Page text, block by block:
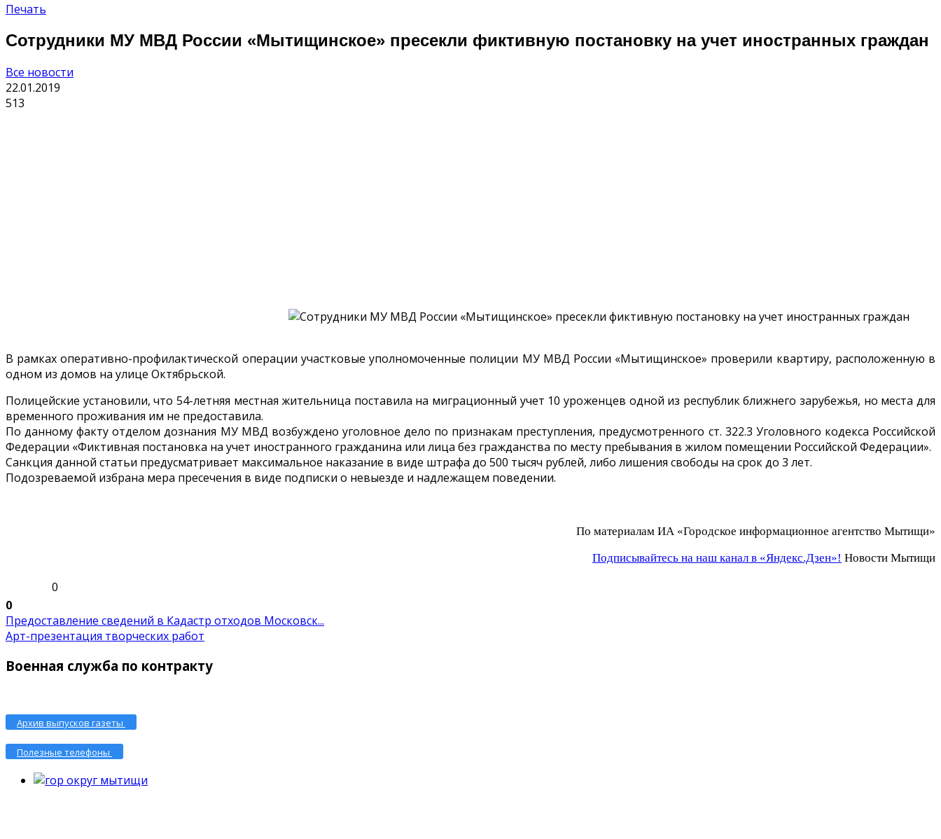
Печать
Сотрудники МУ МВД России «Мытищинское» пресекли фиктивную постановку на учет иностранных граждан
Все новости
22.01.2019
513
В рамках оперативно-профилактической операции участковые уполномоченные полиции МУ МВД России «Мытищинское» проверили квартиру, расположенную в
одном из домов на улице Октябрьской.
Полицейские установили, что 54-летняя местная жительница поставила на миграционный учет 10 уроженцев одной из республик ближнего зарубежья, но места для
временного проживания им не предоставила.
По данному факту отделом дознания МУ МВД возбуждено уголовное дело по признакам преступления, предусмотренного ст. 322.3 Уголовного кодекса Российской
Федерации «Фиктивная постановка на учет иностранного гражданина или лица без гражданства по месту пребывания в жилом помещении Российской Федерации».
Санкция данной статьи предусматривает максимальное наказание в виде штрафа до 500 тысяч рублей, либо лишения свободы на срок до 3 лет.
Подозреваемой избрана мера пресечения в виде подписки о невыезде и надлежащем поведении.
По материалам ИА «Городское информационное агентство Мытищи»
Подписывайтесь на наш канал в «Яндекс.Дзен»! Новости Мытищи
0
0
Предоставление сведений в Кадастр отходов Московск...
Арт-презентация творческих работ
Военная служба по контракту
Архив выпусков газеты
Полезные телефоны